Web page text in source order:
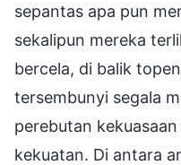
sepantas apa pun
sekalipun mereka
bercela, di balik
tersembunyi segala
perebutan
kekuatan. Di antara